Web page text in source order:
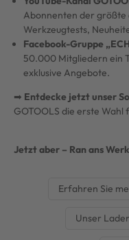
Abonnenten der größte
Werkzeugtests,
Facebook-Gruppe
50.000 Mitgliedern ein
exklusive Angebote.
➡ Entdecke jetzt unser
GOTOOLS die erste
Jetzt aber – Ran ans
Erfahren Sie
Unser